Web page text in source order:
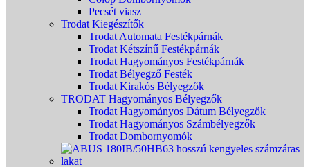
Pecsét viasz
Trodat Kiegészítők
Trodat Automata Festékpárnák
Trodat Kétszínű Festékpárnák
Trodat Hagyományos Festékpárnák
Trodat Bélyegző Festék
Trodat Kirakós Bélyegzők
TRODAT Hagyományos Bélyegzők
Trodat Hagyományos Dátum Bélyegzők
Trodat Hagyományos Számbélyegzők
Trodat Dombornyomók